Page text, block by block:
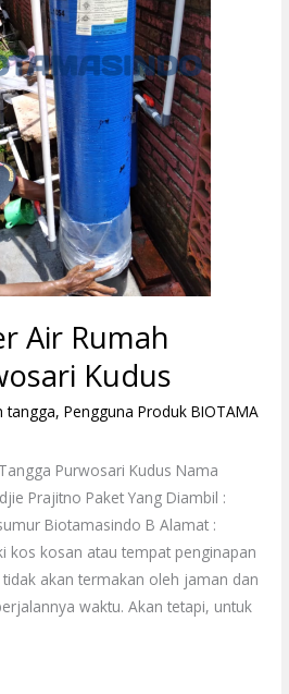
Air Rumah
Kudus
tangga,Pengguna Produk BIOTAMA
Purwosari Kudus Nama
Prajitno Paket Yang Diambil :
Biotamasindo B Alamat :
kos kosan atau tempat penginapan
akan termakan oleh jaman dan
waktu. Akan tetapi, untuk